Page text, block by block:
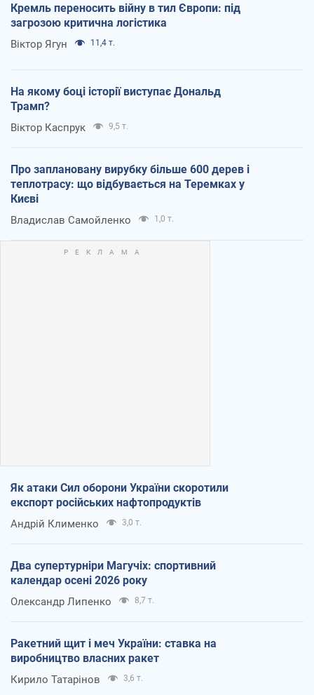
Кремль переносить війну в тил Європи: під
загрозою критична логістика
Віктор Ягун 11,4 т.
На якому боці історії виступає Дональд
Трамп?
Віктор Каспрук 9,5 т.
Про заплановану вирубку більше 600 дерев і
теплотрасу: що відбувається на Теремках у
Києві
Владислав Самойленко 1,0 т.
Як атаки Сил оборони України скоротили
експорт російських нафтопродуктів
Андрій Клименко 3,0 т.
Два супертурніри Магучіх: спортивний
календар осені 2026 року
Олександр Липенко 8,7 т.
Ракетний щит і меч України: ставка на
виробництво власних ракет
Кирило Татарінов 3,6 т.